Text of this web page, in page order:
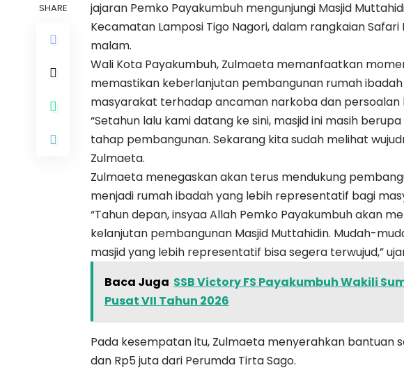
SHARE
jajaran Pemko Payakumbuh mengunjungi Masjid
Kecamatan Lamposi Tigo Nagori, dalam rangkaian
malam.
Wali Kota Payakumbuh, Zulmaeta memanfaatkan
memastikan keberlanjutan pembangunan rumah
masyarakat terhadap ancaman narkoba dan persoalan
“Setahun lalu kami datang ke sini, masjid ini masih
tahap pembangunan. Sekarang kita sudah melihat
Zulmaeta.
Zulmaeta menegaskan akan terus mendukung
menjadi rumah ibadah yang lebih representatif bagi
“Tahun depan, insyaa Allah Pemko Payakumbuh akan
kelanjutan pembangunan Masjid Muttahidin. Mudah-
masjid yang lebih representatif bisa segera terwujud,”
Baca Juga SSB Victory FS Payakumbuh Wakili
Pusat VII Tahun 2026
Pada kesempatan itu, Zulmaeta menyerahkan bantuan
dan Rp5 juta dari Perumda Tirta Sago.